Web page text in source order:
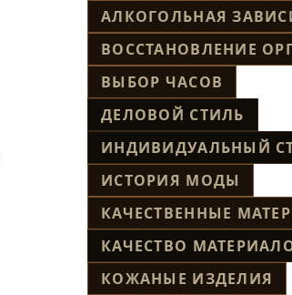
АЛКОГОЛЬНАЯ
ВОССТАНОВЛЕНИЕ
ВЫБОР ЧАСОВ
ДЕЛОВОЙ СТИЛЬ
ИНДИВИДУАЛЬНЫЙ
ИСТОРИЯ МОДЫ
КАЧЕСТВЕННЫЕ
КАЧЕСТВО
КОЖАНЫЕ ИЗДЕЛИЯ